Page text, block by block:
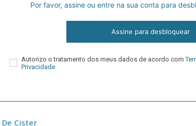
Faça-se assinante do
Por favor, assine ou entre na sua conta para
Assine para desbloquear
Autorizo o tratamento dos meus dados de acordo com
Privacidade
De Cister